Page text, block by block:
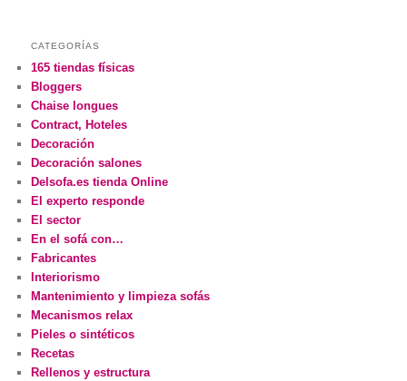
CATEGORÍAS
165 tiendas físicas
Bloggers
Chaise longues
Contract, Hoteles
Decoración
Decoración salones
Delsofa.es tienda Online
El experto responde
El sector
En el sofá con…
Fabricantes
Interiorismo
Mantenimiento y limpieza sofás
Mecanismos relax
Pieles o sintéticos
Recetas
Rellenos y estructura